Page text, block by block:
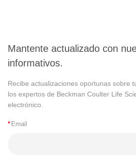
Mantente actualizado con
informativos.
Recibe actualizaciones oportunas sobre
los expertos de Beckman Coulter Life
electrónico.
* Email